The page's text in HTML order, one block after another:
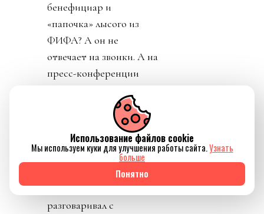
бенефициар и
«папочка» лысого из
ФИФА? А он не
отвечает на звонки. А на
пресс-конференции
заседатель в белом доме
срочно перестал
понимать, о ком идет
речь, когда его спросили
о лысом корешке.
Картинно вспомнив,
дон заявил, что не
разговаривал с
Использование файлов cookie
Мы используем куки для улучшения работы сайта.Узнать
больше
Понятно